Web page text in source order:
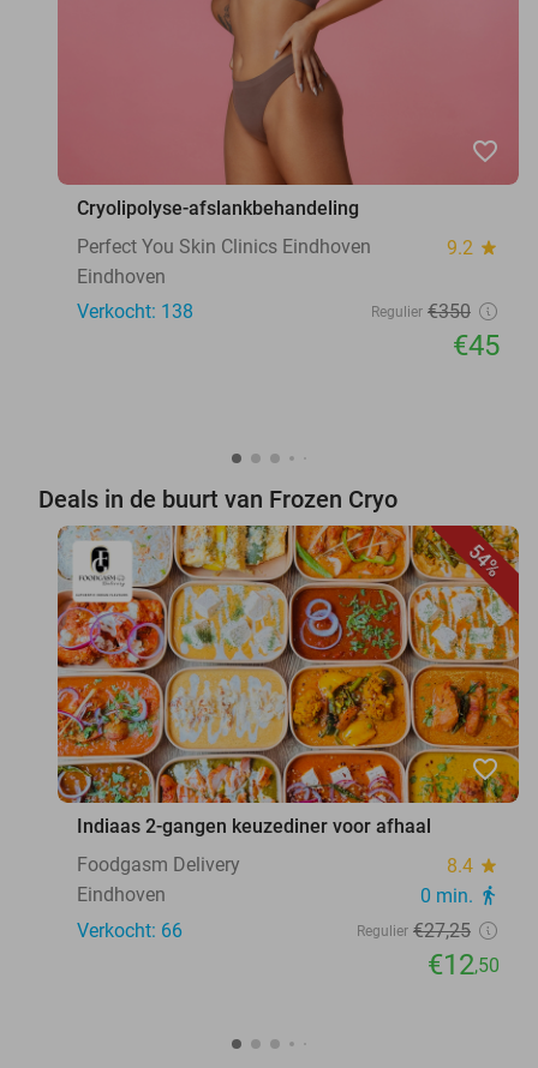
favorite_border
Cryolipolyse-afslankbehandeling
Perfect You Skin Clinics Eindhoven
9.2 star
Eindhoven
Verkocht: 138
Regulier €350
€45
Deals in de buurt van Frozen Cryo
54%
favorite_border
Indiaas 2-gangen keuzediner voor afhaal
Foodgasm Delivery
8.4 star
Eindhoven 0 min. directions_walk
Verkocht: 66 Regulier €27,25
€12,50